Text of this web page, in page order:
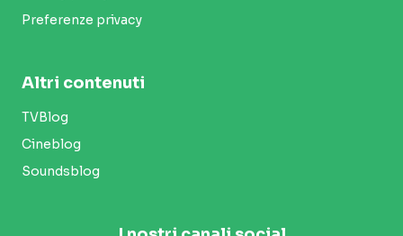
Preferenze privacy
Altri contenuti
TVBlog
Cineblog
Soundsblog